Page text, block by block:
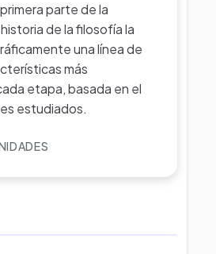
parte de la
de la filosofía la
una línea de
más
etapa, basada en el
estudiados.